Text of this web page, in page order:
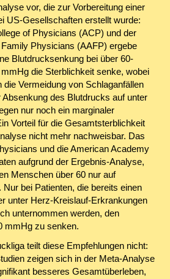
vor, die zur Vorbereitung einer
US-Gesellschaften erstellt wurde:
of Physicians (ACP) und der
Physicians (AAFP) ergebe
Blutdrucksenkung bei über 60-
die Sterblichkeit senke, wobei
Vermeidung von Schlaganfällen
des Blutdrucks auf unter
nur noch ein marginaler
Vorteil für die Gesamtsterblichkeit
nicht mehr nachweisbar. Das
und die American Academy
aufgrund der Ergebnis-Analyse,
Menschen über 60 nur auf
bei Patienten, die bereits einen
unter Herz-Kreislauf-Erkrankungen
unternommen werden, den
mmHg zu senken.
teilt diese Empfehlungen nicht:
zeigen sich in der Meta-Analyse
besseres Gesamtüberleben,